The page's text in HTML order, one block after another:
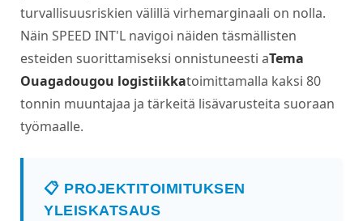
turvallisuusriskien välillä virhemarginaali on nolla.
Näin SPEED INT'L navigoi näiden täsmällisten
esteiden suorittamiseksi onnistuneesti aTema
Ouagadougou logistiikkatoimittamalla kaksi 80
tonnin muuntajaa ja tärkeitä lisävarusteita suoraan
työmaalle.
📋 PROJEKTITOIMITUKSEN
YLEISKATSAUS